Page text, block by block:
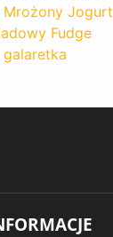
Jogurt
Fudge